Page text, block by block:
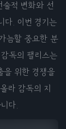
적 변화와 선
다. 이번 경기는
늠할 중요한 분
독의 팰리스는
을 위한 경쟁을
라 감독의 지
다.